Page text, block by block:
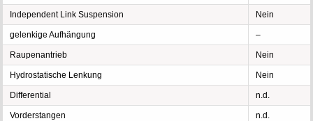
Independent Link Suspension Nein
gelenkige Aufhängung –
Raupenantrieb Nein
Hydrostatische Lenkung Nein
Differential n.d.
Vorderstangen n.d.